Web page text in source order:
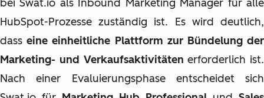
bei Swat.io als Inbound Marketing Manager für alle
HubSpot-Prozesse zuständig ist. Es wird deutlich,
dasseine einheitliche Plattform zur Bündelung der
Marketing- und Verkaufsaktivitäten erforderlich ist.
Nach einer Evaluierungsphase entscheidet sich